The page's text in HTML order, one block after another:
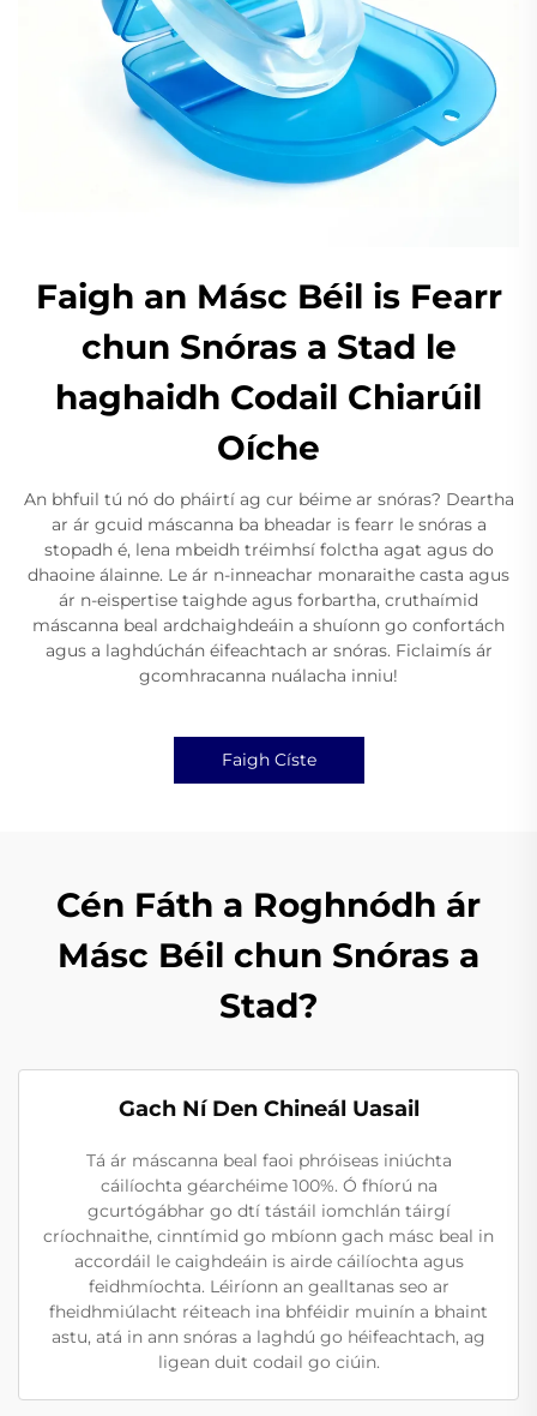
Faigh an Másc Béil is Fearr
chun Snóras a Stad le
haghaidh Codail Chiarúil
Oíche
An bhfuil tú nó do pháirtí ag cur béime ar snóras? Deartha
ar ár gcuid máscanna ba bheadar is fearr le snóras a
stopadh é, lena mbeidh tréimhsí folctha agat agus do
dhaoine álainne. Le ár n-inneachar monaraithe casta agus
ár n-eispertise taighde agus forbartha, cruthaímid
máscanna beal ardchaighdeáin a shuíonn go confortách
agus a laghdúchán éifeachtach ar snóras. Ficlaimís ár
gcomhracanna nuálacha inniu!
Faigh Císte
Cén Fáth a Roghnódh ár
Másc Béil chun Snóras a
Stad?
Gach Ní Den Chineál Uasail
Tá ár máscanna beal faoi phróiseas iniúchta
cáilíochta géarchéime 100%. Ó fhíorú na
gcurtógábhar go dtí tástáil iomchlán táirgí
críochnaithe, cinntímid go mbíonn gach másc beal in
accordáil le caighdeáin is airde cáilíochta agus
feidhmíochta. Léiríonn an gealltanas seo ar
fheidhmiúlacht réiteach ina bhféidir muinín a bhaint
astu, atá in ann snóras a laghdú go héifeachtach, ag
ligean duit codail go ciúin.